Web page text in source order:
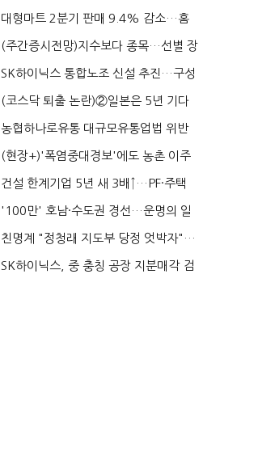
대형마트 2분기 판매 9.4% 감소…홈
플러스 사태 여파...
(주간증시전망)지수보다 종목…선별 장
세 이어진다...
SK하이닉스 통합노조 신설 추진…구성
원 간 성과급 불...
(코스닥 퇴출 논란)②일본은 5년 기다
려주는데 우리는 ...
농협하나로유통 대규모유통업법 위반
적발…공정위, 과...
(현장+)'폭염중대경보'에도 농촌 이주
노동자는 강행군…'야...
건설 한계기업 5년 새 3배↑…PF·주택
침체에 재무 ...
'100만' 호남·수도권 경선…운명의 일
주일
친명계 "정청래 지도부 당정 엇박자"…
친청계 "신천지 오...
SK하이닉스, 중 충칭 공장 지분매각 검